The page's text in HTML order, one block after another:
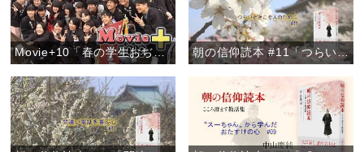
Movie+10「春の学生おぢばがえり」 朝の信仰読本 #11「つらいときこそ人のために」